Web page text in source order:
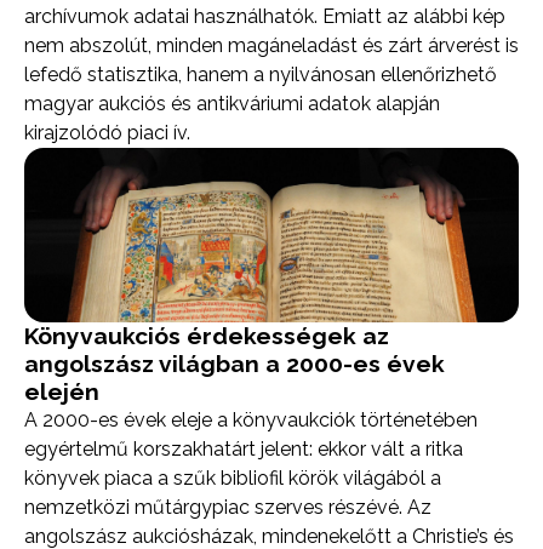
archívumok adatai használhatók. Emiatt az alábbi kép
nem abszolút, minden magáneladást és zárt árverést is
lefedő statisztika, hanem a nyilvánosan ellenőrizhető
magyar aukciós és antikváriumi adatok alapján
kirajzolódó piaci ív.
Könyvaukciós érdekességek az
angolszász világban a 2000-es évek
elején
A 2000-es évek eleje a könyvaukciók történetében
egyértelmű korszakhatárt jelent: ekkor vált a ritka
könyvek piaca a szűk bibliofil körök világából a
nemzetközi műtárgypiac szerves részévé. Az
angolszász aukciósházak, mindenekelőtt a Christie’s és